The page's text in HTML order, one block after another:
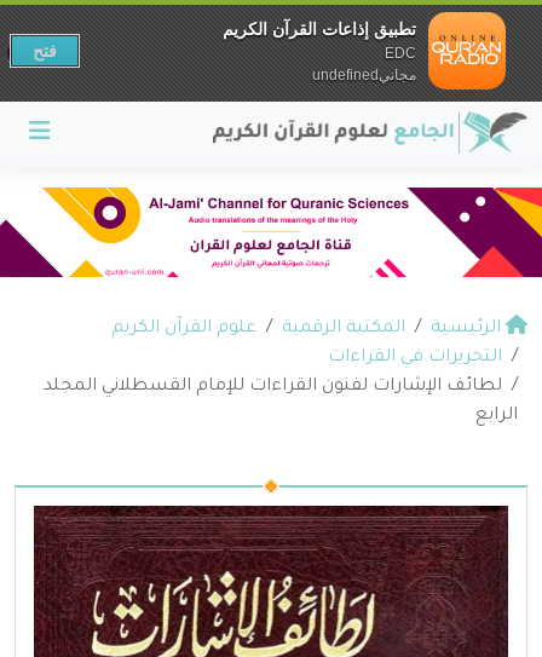
الرئيسية المكتبة الرقمية
علوم القرآن الكريم
التحريرات في القراءات
لطائف الإشارات لفنون القراءات للإمام القسطلاني المجلد
الرابع
تطبيق إذاعات القرآن الكريم
EDC
مجانيundefined
فتح